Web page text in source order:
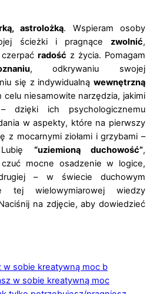
astrolożką. Wspieram osoby
ścieżki i pragnące zwolnić,
czerpaćradość z życia. Pomagam
, odkrywaniu swojej
się z indywidualną wewnętrzną
niesamowite narzędzia, jakimi
dzięki ich psychologicznemu
w aspekty, które na pierwszy
z mocarnymi ziołami i grzybami –
“uziemioną duchowość”,
mocne osadzenie w logice,
– w świecie duchowym
tej wielowymiarowej wiedzy
na zdjęcie, aby dowiedzieć
w sobie kreatywną moc b